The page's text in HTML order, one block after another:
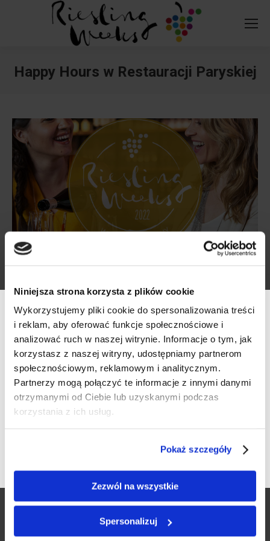
Niniejsza strona korzysta z plików cookie
Wykorzystujemy pliki cookie do spersonalizowania treści
i reklam, aby oferować funkcje społecznościowe i
analizować ruch w naszej witrynie. Informacje o tym, jak
korzystasz z naszej witryny, udostępniamy partnerom
społecznościowym, reklamowym i analitycznym.
Partnerzy mogą połączyć te informacje z innymi danymi
otrzymanymi od Ciebie lub uzyskanymi podczas
korzystania z ich usług.
Pokaż szczegóły
Zezwól na wszystkie
Spersonalizuj
Werfikacja wieku
Czy masz ukończone 18 lat?
NIE
Happy Hours w Restauracji Paryskiej
509337777 hotelparyski.pl/news/happ...
2022-06-06
15:00
venue
Hotel Paryski Art&Business
Happy Hours z winem Riesling w Restauracji Paryskiej, która
znajduje się w Hotelu Paryski Art&Business ****. W każdy
poniedziałek i czwartek w godzinach 15:00-18:00 znakomite